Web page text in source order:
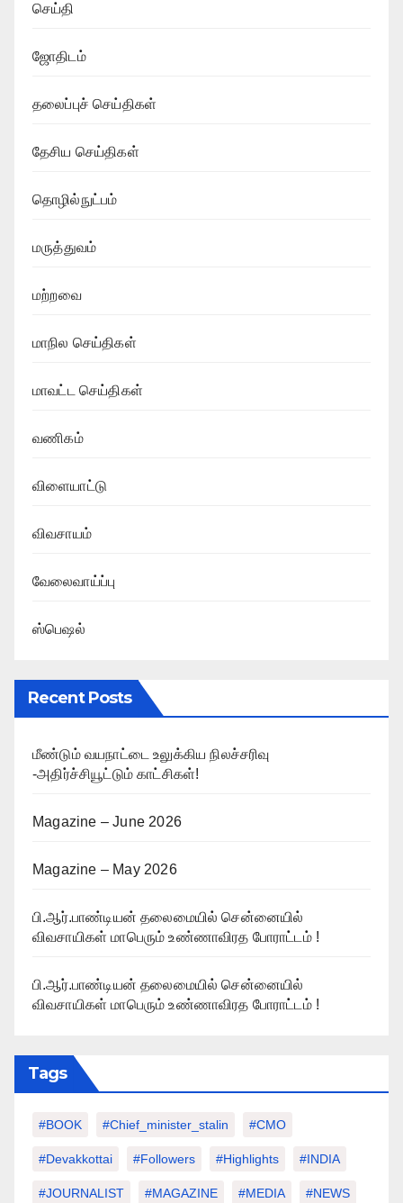
செய்தி
ஜோதிடம்
தலைப்புச் செய்திகள்
தேசிய செய்திகள்
தொழில்நுட்பம்
மருத்துவம்
மற்றவை
மாநில செய்திகள்
மாவட்ட செய்திகள்
வணிகம்
விளையாட்டு
விவசாயம்
வேலைவாய்ப்பு
ஸ்பெஷல்
Recent Posts
மீண்டும் வயநாட்டை உலுக்கிய நிலச்சரிவு
-அதிர்ச்சியூட்டும் காட்சிகள்!
Magazine – June 2026
Magazine – May 2026
பி.ஆர்.பாண்டியன் தலைமையில் சென்னையில்
விவசாயிகள் மாபெரும் உண்ணாவிரத போராட்டம் !
பி.ஆர்.பாண்டியன் தலைமையில் சென்னையில்
விவசாயிகள் மாபெரும் உண்ணாவிரத போராட்டம் !
Tags
#BOOK #chief_minister_stalin #CMO
#devakkottai #followers #highlights #INDIA
#JOURNALIST #MAGAZINE #MEDIA #NEWS